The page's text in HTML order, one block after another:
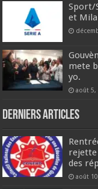
Sport/
et
mete
yo.
août 5,
Derniers articles
rejette
des
août